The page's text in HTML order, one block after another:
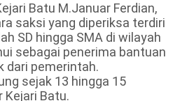
Batu M.Januar Ferdian,
saksi yang diperiksa terdiri
SD hingga SMA di wilayah
sebagai penerima bantuan
dari pemerintah.
sejak 13 hingga 15
Batu.